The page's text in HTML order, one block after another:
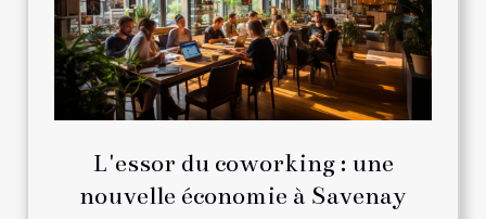
L'essor du coworking : une
nouvelle économie à Savenay